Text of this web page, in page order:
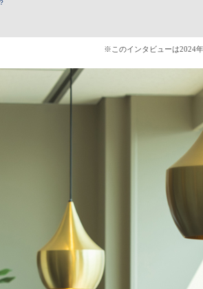
※このインタビューは2024